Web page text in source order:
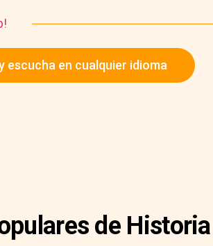
escucha en cualquier idioma
de